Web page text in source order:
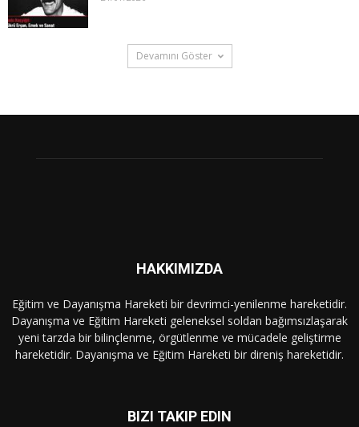
Devamını Göster
HAKKIMIZDA
Eğitim ve Dayanışma Hareketi bir devrimci-yenilenme hareketidir.
Dayanışma ve Eğitim Hareketi geleneksel soldan bağımsızlaşarak
yeni tarzda bir bilinçlenme, örgütlenme ve mücadele geliştirme
hareketidir. Dayanışma ve Eğitim Hareketi bir direniş hareketidir.
BIZI TAKIP EDIN